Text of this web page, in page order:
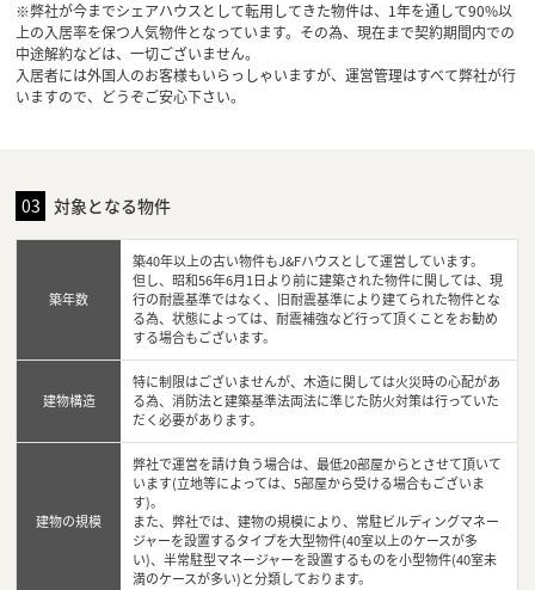
※弊社が今までシェアハウスとして転用してきた物件は、1年を通して90%以
上の入居率を保つ人気物件となっています。その為、現在まで契約期間内での
中途解約などは、一切ございません。
入居者には外国人のお客様もいらっしゃいますが、運営管理はすべて弊社が行
いますので、どうぞご安心下さい。
03 対象となる物件
築年数
築40年以上の古い物件もJ&Fハウスとして運営しています。
但し、昭和56年6月1日より前に建築された物件に関しては、現
行の耐震基準ではなく、旧耐震基準により建てられた物件とな
る為、状態によっては、耐震補強など行って頂くことをお勧め
する場合もございます。
建物構造
特に制限はございませんが、木造に関しては火災時の心配があ
る為、消防法と建築基準法両法に準じた防火対策は行っていた
だく必要があります。
建物の規模
弊社で運営を請け負う場合は、最低20部屋からとさせて頂いて
います(立地等によっては、5部屋から受ける場合もございま
す)。
また、弊社では、建物の規模により、常駐ビルディングマネー
ジャーを設置するタイプを大型物件(40室以上のケースが多
い)、半常駐型マネージャーを設置するものを小型物件(40室未
満のケースが多い)と分類しております。